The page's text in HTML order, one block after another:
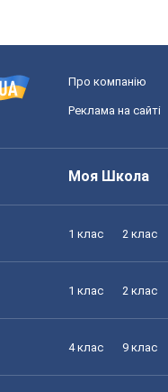
Про компанію
Реклама на сайті
Моя Школа
1 клас 2 клас
1 клас 2 клас
4 клас 9 клас